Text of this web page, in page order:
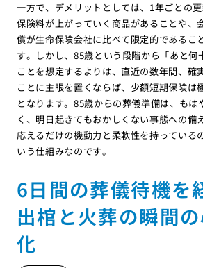
一方で、デメリットとしては、1年ごとの
保険料が上がっていく商品があることや、
償が生命保険会社に比べて限定的であるこ
す。しかし、85歳という段階から「あと何
ことを想定するよりは、直近の数年間、確
ことに主眼を置くならば、少額短期保険は
となります。85歳からの葬儀準備は、もは
く、明日起きてもおかしくない事態への備
応えるだけの機動力と柔軟性を持っている
いう仕組みなのです。
6日間の葬儀待機を
出棺と火葬の瞬間
化